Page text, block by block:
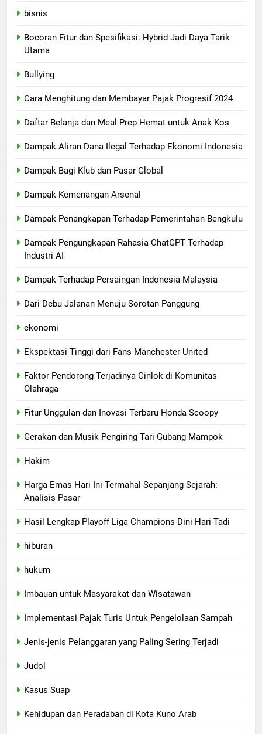
bisnis
Bocoran Fitur dan Spesifikasi: Hybrid Jadi Daya Tarik
Utama
Bullying
Cara Menghitung dan Membayar Pajak Progresif 2024
Daftar Belanja dan Meal Prep Hemat untuk Anak Kos
Dampak Aliran Dana Ilegal Terhadap Ekonomi Indonesia
Dampak Bagi Klub dan Pasar Global
Dampak Kemenangan Arsenal
Dampak Penangkapan Terhadap Pemerintahan Bengkulu
Dampak Pengungkapan Rahasia ChatGPT Terhadap
Industri AI
Dampak Terhadap Persaingan Indonesia-Malaysia
Dari Debu Jalanan Menuju Sorotan Panggung
ekonomi
Ekspektasi Tinggi dari Fans Manchester United
Faktor Pendorong Terjadinya Cinlok di Komunitas
Olahraga
Fitur Unggulan dan Inovasi Terbaru Honda Scoopy
Gerakan dan Musik Pengiring Tari Gubang Mampok
Hakim
Harga Emas Hari Ini Termahal Sepanjang Sejarah:
Analisis Pasar
Hasil Lengkap Playoff Liga Champions Dini Hari Tadi
hiburan
hukum
Imbauan untuk Masyarakat dan Wisatawan
Implementasi Pajak Turis Untuk Pengelolaan Sampah
Jenis-jenis Pelanggaran yang Paling Sering Terjadi
Judol
Kasus Suap
Kehidupan dan Peradaban di Kota Kuno Arab